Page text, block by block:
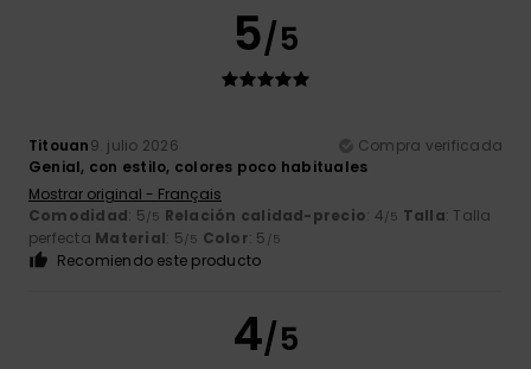
5/5
Titouan9. julio 2026
Compra verificada
Genial, con estilo, colores poco habituales
Mostrar original - Français
Comodidad: 5/5 Relación calidad-precio: 4/5 Talla: Talla
perfecta Material: 5/5 Color: 5 /5
Recomiendo este producto
4/5